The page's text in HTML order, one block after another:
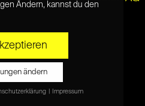
Ändern, kannst du den
ändern
Impressum